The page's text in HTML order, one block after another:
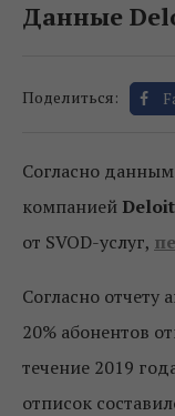
Данные
Поделиться:
Согласно
компанией
от SVOD-услуг,
Согласно отчету
20% абонентов
течение 2019
отписок